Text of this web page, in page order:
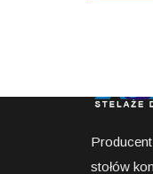
stołów